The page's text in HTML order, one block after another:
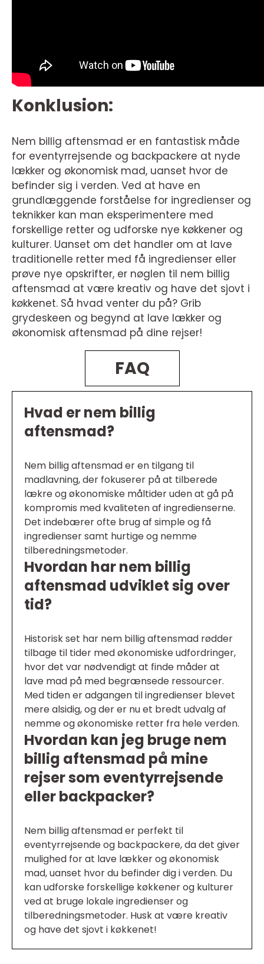
Konklusion:
Nem billig aftensmad er en fantastisk måde
for eventyrrejsende og backpackere at nyde
lækker og økonomisk mad, uanset hvor de
befinder sig i verden. Ved at have en
grundlæggende forståelse for ingredienser og
teknikker kan man eksperimentere med
forskellige retter og udforske nye køkkener og
kulturer. Uanset om det handler om at lave
traditionelle retter med få ingredienser eller
prøve nye opskrifter, er nøglen til nem billig
aftensmad at være kreativ og have det sjovt i
køkkenet. Så hvad venter du på? Grib
grydeskeen og begynd at lave lækker og
økonomisk aftensmad på dine rejser!
FAQ
Hvad er nem billig
aftensmad?
Nem billig aftensmad er en tilgang til
madlavning, der fokuserer på at tilberede
lækre og økonomiske måltider uden at gå på
kompromis med kvaliteten af ingredienserne.
Det indebærer ofte brug af simple og få
ingredienser samt hurtige og nemme
tilberedningsmetoder.
Hvordan har nem billig
aftensmad udviklet sig over
tid?
Historisk set har nem billig aftensmad rødder
tilbage til tider med økonomiske udfordringer,
hvor det var nødvendigt at finde måder at
lave mad på med begrænsede ressourcer.
Med tiden er adgangen til ingredienser blevet
mere alsidig, og der er nu et bredt udvalg af
nemme og økonomiske retter fra hele verden.
Hvordan kan jeg bruge nem
billig aftensmad på mine
rejser som eventyrrejsende
eller backpacker?
Nem billig aftensmad er perfekt til
eventyrrejsende og backpackere, da det giver
mulighed for at lave lækker og økonomisk
mad, uanset hvor du befinder dig i verden. Du
kan udforske forskellige køkkener og kulturer
ved at bruge lokale ingredienser og
tilberedningsmetoder. Husk at være kreativ
og have det sjovt i køkkenet!